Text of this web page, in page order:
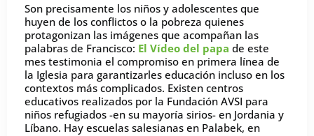
Son precisamente los niños y adolescentes que
huyen de los conflictos o la pobreza quienes
protagonizan las imágenes que acompañan las
palabras de Francisco: El Vídeo del papa de este
mes testimonia el compromiso en primera línea de
la Iglesia para garantizarles educación incluso en los
contextos más complicados. Existen centros
educativos realizados por la Fundación AVSI para
niños refugiados -en su mayoría sirios- en Jordania y
Líbano. Hay escuelas salesianas en Palabek, en